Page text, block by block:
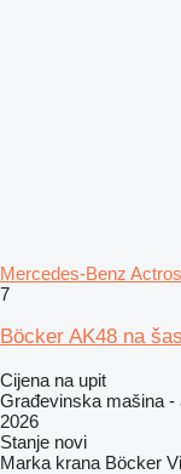
Mercedes-Benz
7
Böcker AK48 na
Cijena na upit
Građevinska mašina -
2026
Stanje novi
Marka krana Böcker